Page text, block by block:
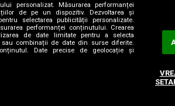
| Codul etic|Sitemap
personalizat. Măsurarea performanței
de pe un dispozitiv. Dezvoltarea și
selectarea publicității personalizate.
performanței conținutului. Crearea
de date limitate pentru a selecta
combinații de date din surse diferite.
Date precise de geolocație și